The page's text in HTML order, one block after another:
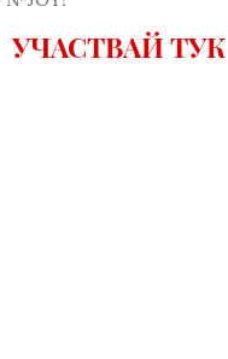
УЧАСТВАЙ ТУК